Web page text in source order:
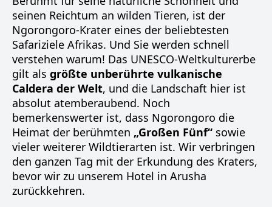
seinen Reichtum an wilden Tieren, ist der
Ngorongoro-Krater eines der beliebtesten
Safariziele Afrikas. Und Sie werden schnell
verstehen warum! Das UNESCO-Weltkulturerbe
gilt als größte unberührte vulkanische
Caldera der Welt, und die Landschaft hier ist
absolut atemberaubend. Noch
bemerkenswerter ist, dass Ngorongoro die
Heimat der berühmten „Großen Fünf“ sowie
vieler weiterer Wildtierarten ist. Wir verbringen
den ganzen Tag mit der Erkundung des Kraters,
bevor wir zu unserem Hotel in Arusha
zurückkehren.